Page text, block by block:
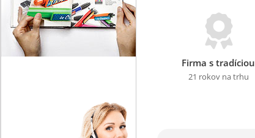
Firma s tradíciou
21 rokov na trhu